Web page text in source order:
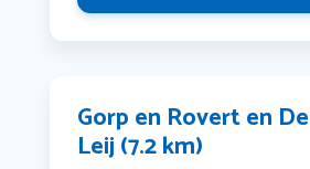
Gorp en Rovert en
Leij (7.2 km)